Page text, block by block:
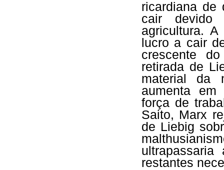
ricardiana de
cair devido
agricultura.
lucro a cair
crescente
retirada de
material da
aumenta
força de
Saito, Marx
de Liebig
restantes